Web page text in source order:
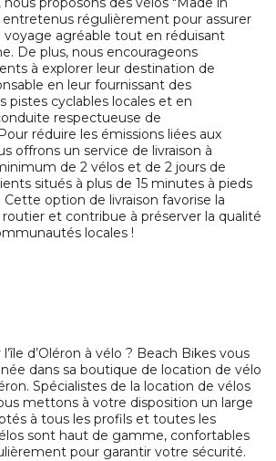
entretenus régulièrement pour assurer
voyage agréable tout en réduisant
De plus, nous encourageons
à explorer leur destination de
en leur fournissant des
pistes cyclables locales et en
respectueuse de
réduire les émissions liées aux
offrons un service de livraison à
de 2 vélos et de 2 jours de
situés à plus de 15 minutes à pieds
option de livraison favorise la
et contribue à préserver la qualité
locales !
d’Oléron à vélo ? Beach Bikes vous
dans sa boutique de location de vélo
Spécialistes de la location de vélos
mettons à votre disposition un large
à tous les profils et toutes les
sont haut de gamme, confortables
pour garantir votre sécurité.